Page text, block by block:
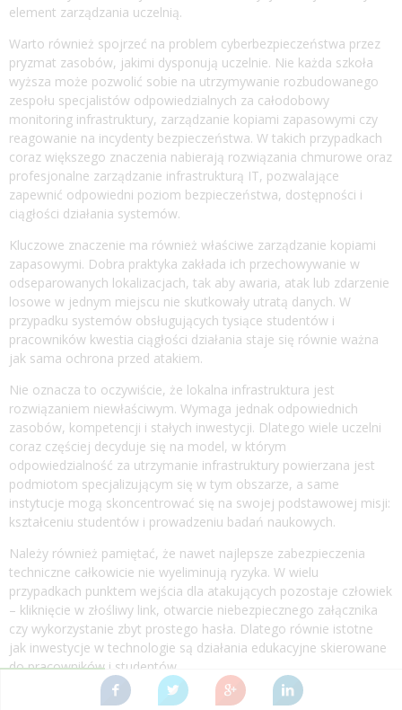
element zarządzania uczelnią.
Warto również spojrzeć na problem cyberbezpieczeństwa przez
pryzmat zasobów, jakimi dysponują uczelnie. Nie każda szkoła
wyższa może pozwolić sobie na utrzymywanie rozbudowanego
zespołu specjalistów odpowiedzialnych za całodobowy
monitoring infrastruktury, zarządzanie kopiami zapasowymi czy
reagowanie na incydenty bezpieczeństwa. W takich przypadkach
coraz większego znaczenia nabierają rozwiązania chmurowe oraz
profesjonalne zarządzanie infrastrukturą IT, pozwalające
zapewnić odpowiedni poziom bezpieczeństwa, dostępności i
ciągłości działania systemów.
Kluczowe znaczenie ma również właściwe zarządzanie kopiami
zapasowymi. Dobra praktyka zakłada ich przechowywanie w
odseparowanych lokalizacjach, tak aby awaria, atak lub zdarzenie
losowe w jednym miejscu nie skutkowały utratą danych. W
przypadku systemów obsługujących tysiące studentów i
pracowników kwestia ciągłości działania staje się równie ważna
jak sama ochrona przed atakiem.
Nie oznacza to oczywiście, że lokalna infrastruktura jest
rozwiązaniem niewłaściwym. Wymaga jednak odpowiednich
zasobów, kompetencji i stałych inwestycji. Dlatego wiele uczelni
coraz częściej decyduje się na model, w którym
odpowiedzialność za utrzymanie infrastruktury powierzana jest
podmiotom specjalizującym się w tym obszarze, a same
instytucje mogą skoncentrować się na swojej podstawowej misji:
kształceniu studentów i prowadzeniu badań naukowych.
Należy również pamiętać, że nawet najlepsze zabezpieczenia
techniczne całkowicie nie wyeliminują ryzyka. W wielu
przypadkach punktem wejścia dla atakujących pozostaje człowiek
– kliknięcie w złośliwy link, otwarcie niebezpiecznego załącznika
czy wykorzystanie zbyt prostego hasła. Dlatego równie istotne
jak inwestycje w technologie są działania edukacyjne skierowane
do pracowników i studentów.
Cyfryzacja szkolnictwa wyższego będzie postępować, ponieważ